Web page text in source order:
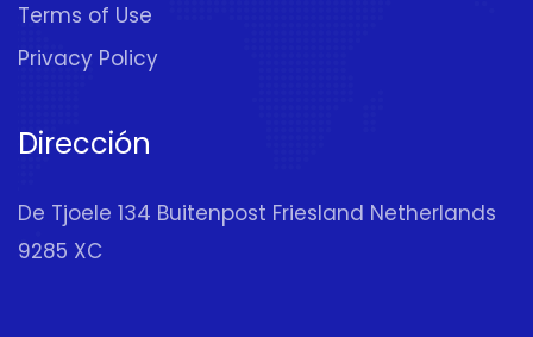
Terms of Use
Privacy Policy
Dirección
De Tjoele 134 Buitenpost Friesland Netherlands
9285 XC